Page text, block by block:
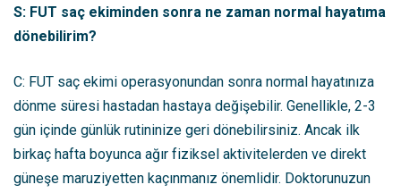
S: FUT saç ekiminden sonra ne zaman normal hayatıma
dönebilirim?
C: FUT saç ekimi operasyonundan sonra normal hayatınıza
dönme süresi hastadan hastaya değişebilir. Genellikle, 2-3
gün içinde günlük rutininize geri dönebilirsiniz. Ancak ilk
birkaç hafta boyunca ağır fiziksel aktivitelerden ve direkt
güneşe maruziyetten kaçınmanız önemlidir. Doktorunuzun